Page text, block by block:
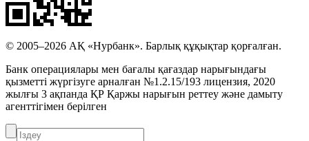
© 2005–2026 АҚ «Нурбанк». Барлық құқықтар қорғалған.
Банк операциялары мен бағалы қағаздар нарығындағы
қызметті жүргізуге арналған №1.2.15/193 лицензия, 2020
жылғы 3 ақпанда ҚР Қаржы нарығын реттеу және дамыту
агенттігімен берілген